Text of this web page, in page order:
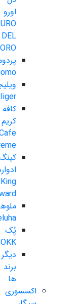
اورو
DEL
ORO
کافه
کریم
King
پُک
دیگر
برند
ها
اکسسوری